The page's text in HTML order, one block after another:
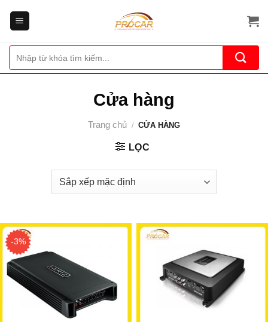
kiếm:
Cửa hàng
Trang chủ / CỬA HÀNG
LỌC
-3%